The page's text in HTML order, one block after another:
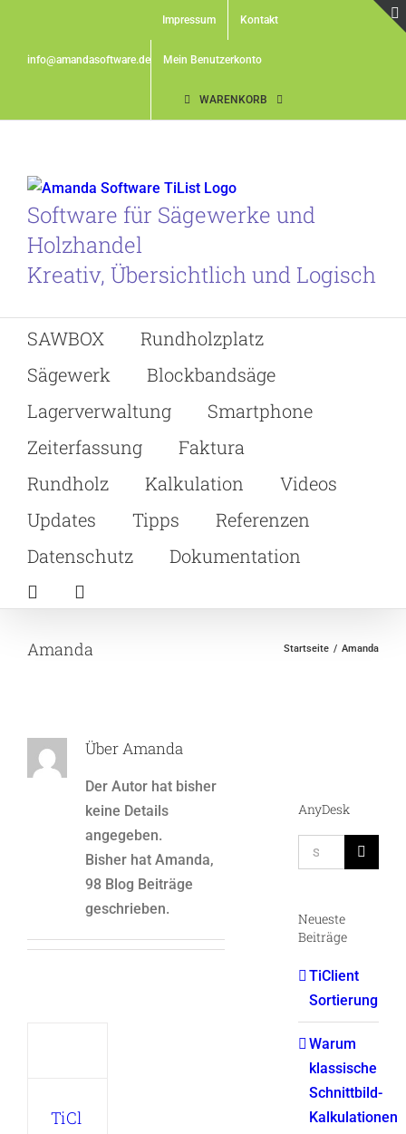
contentinfo@amandasoftware.de
Impressum Kontakt
Mein Benutzerkonto
WARENKORB
Software für Sägewerke und
Holzhandel
Kreativ, Übersichtlich und Logisch
SAWBOX
Rundholzplatz
Sägewerk
Blockbandsäge
Lagerverwaltung
Smartphone
Zeiterfassung
Faktura
Rundholz
Kalkulation
Videos
Updates
Tipps
Referenzen
Datenschutz
Dokumentation
Amanda Startseite Amanda
ÜberAmanda
Der Autor hat bisher
keine Details
angegeben.
Bisher hat Amanda,
98 Blog Beiträge
geschrieben.
TiCl
AnyDesk
Suche
nach:
Neueste
Beiträge
TiClient
Sortierung
Warum
klassische
Schnittbild-
Kalkulationen